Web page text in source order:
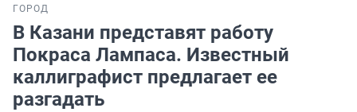
ГОРОД
В Казани представят работу
Покраса Лампаса. Известный
каллиграфист предлагает ее
разгадать